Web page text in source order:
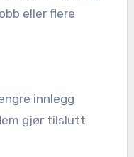
eller flere
innlegg
gjør tilslutt